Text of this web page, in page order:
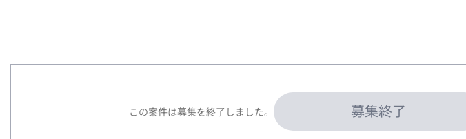
この案件は募集を終了しました。 募集終了